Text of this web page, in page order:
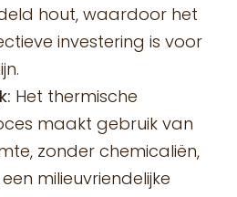
hout, waardoor het
investering is voor
Het thermische
maakt gebruik van
zonder chemicaliën,
milieuvriendelijke